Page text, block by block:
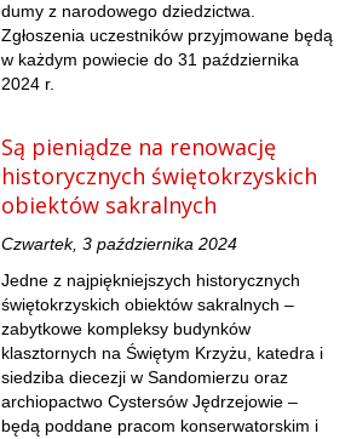
dumy z narodowego dziedzictwa.
Zgłoszenia uczestników przyjmowane będą
w każdym powiecie do 31 października
2024 r.
Są pieniądze na renowację
historycznych świętokrzyskich
obiektów sakralnych
Czwartek, 3 października 2024
Jedne z najpiękniejszych historycznych
świętokrzyskich obiektów sakralnych –
zabytkowe kompleksy budynków
klasztornych na Świętym Krzyżu, katedra i
siedziba diecezji w Sandomierzu oraz
archiopactwo Cystersów Jędrzejowie –
będą poddane pracom konserwatorskim i